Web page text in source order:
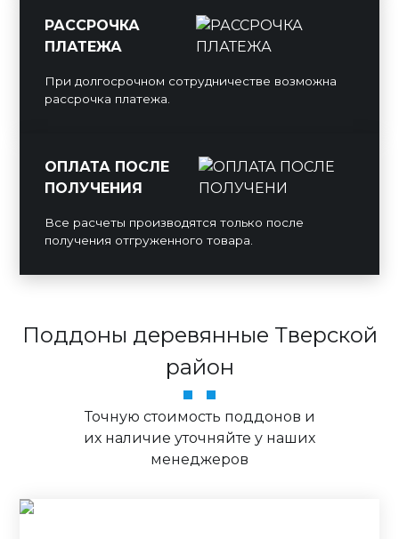
РАССРОЧКА
ПЛАТЕЖА
При долгосрочном сотрудничестве возможна
рассрочка платежа.
ОПЛАТА ПОСЛЕ
ПОЛУЧЕНИЯ
Все расчеты производятся только после
получения отгруженного товара.
Поддоны деревянные Тверской
район
Точную стоимость поддонов и
их наличие уточняйте у наших
менеджеров